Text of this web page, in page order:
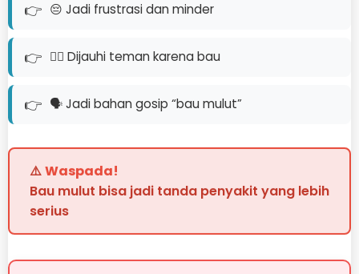
😔 Jadi frustrasi dan minder
🚶‍♂️ Dijauhi teman karena bau
🗣️ Jadi bahan gosip “bau mulut”
⚠️Waspada!
Bau mulut bisa jadi tanda penyakit yang lebih
serius